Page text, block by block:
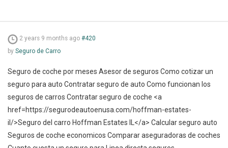
2 years 9 months ago #420
by Seguro de Carro
Seguro de coche por meses Asesor de seguros Como cotizar un
seguro para auto Contratar seguro de auto Como funcionan los
seguros de carros Contratar seguro de coche <a
href=https://segurodeautoenusa.com/hoffman-estates-
il/>Seguro del carro Hoffman Estates IL</a> Calcular seguro auto
Seguros de coche economicos Comparar aseguradoras de coches